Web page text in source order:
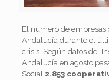
El número de empresas
Andalucía durante el
crisis. Según datos del
Andalucía en agosto
Social2.853